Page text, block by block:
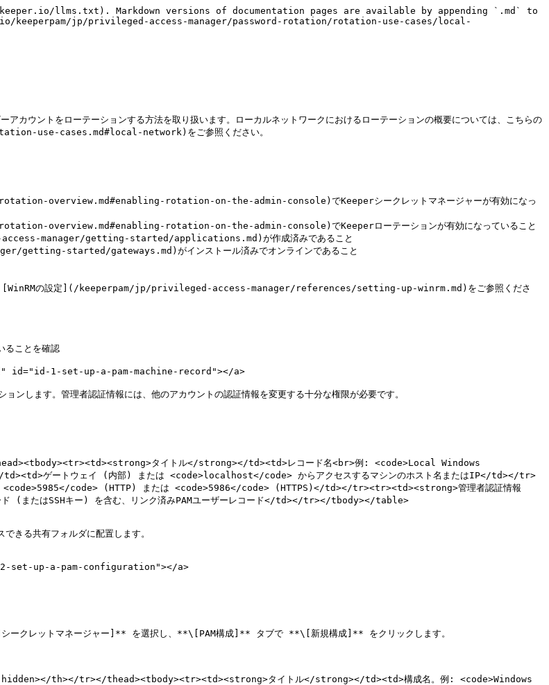
llms.txt). Markdown versions of documentation pages are available by appending `.md` to
jp/privileged-access-manager/password-rotation/rotation-use-cases/local-
カウントをローテーションする方法を取り扱います。ローカルネットワークにおけるローテーションの概要については、こちらの
use-cases.md#local-network)をご参照ください。
overview.md#enabling-rotation-on-the-admin-console)でKeeperシークレットマネージャーが有効になっ
overview.md#enabling-rotation-on-the-admin-console)でKeeperローテーションが有効になっていること
access-manager/getting-started/applications.md)が作成済みであること
started/gateways.md)がインストール済みでオンラインであること
id="id-1-set-up-a-pam-machine-record"></a>
ンします。管理者認証情報には、他のアカウントの認証情報を変更する十分な権限が必要です。
タイトル</strong></td><td>レコード名<br>例: <code>Local Windows
ゲートウェイ (内部) または <code>localhost</code> からアクセスするマシンのホスト名またはIP</td></tr>
code> (HTTP) または <code>5986</code> (HTTPS)</td></tr><tr><td><strong>管理者認証情報
ド (またはSSHキー) を含む、リンク済みPAMユーザーレコード</td></tr></tbody></table>
きる共有フォルダに配置します。
set-up-a-pam-configuration"></a>
シークレットマネージャー]** を選択し、**\[PAM構成]** タブで **\[新規構成]** をクリックします。
th></tr></thead><tbody><tr><td><strong>タイトル</strong></td><td>構成名。例: <code>Windows